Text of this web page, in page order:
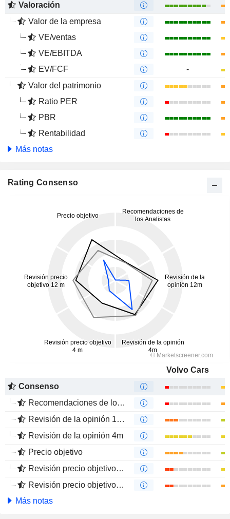
Valoración
Valor de la empresa
VE/ventas
VE/EBITDA
EV/FCF
-
Valor del patrimonio
Ratio PER
PBR
Rentabilidad
Más notas
Rating Consenso
Volvo Cars
Consenso
Recomendaciones de los Analistas
Revisión de la opinión 12m
Revisión de la opinión 4m
Precio objetivo
Revisión precio objetivo 12 m
Revisión precio objetivo 4 m
Más notas